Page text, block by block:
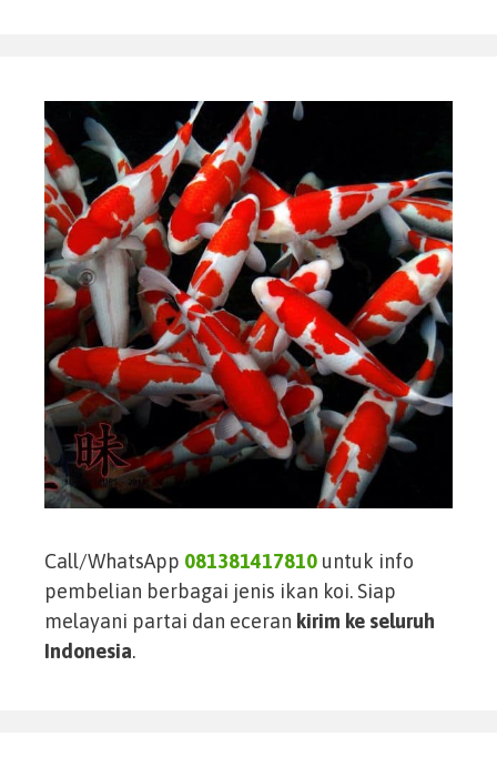
Call/WhatsApp 081381417810 untuk info
pembelian berbagai jenis ikan koi. Siap
melayani partai dan eceran kirim ke seluruh
Indonesia.